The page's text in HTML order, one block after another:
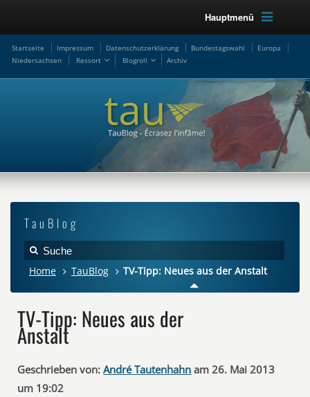
Hauptmenü
Startseite Impressum Datenschutzerklärung Bundestagswahl
Europa
Niedersachsen
Ressort Blogroll Archiv
TauBlog
Home TauBlog TV-Tipp: Neues aus der Anstalt
TV-Tipp: Neues aus der
Anstalt
Geschrieben von: André Tautenhahn am 26. Mai 2013
um 19:02